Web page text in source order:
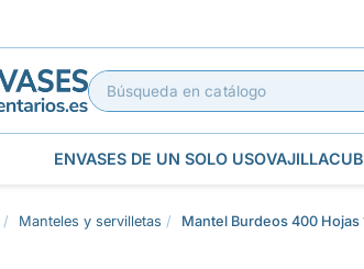
ENVASES DE UN SOLO USOVAJILLA
Manteles y servilletas Mantel Burdeos 400 Hojas